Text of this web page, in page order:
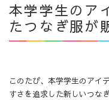
本学学生のア
たつなぎ服が
このたび、本学学生のアイ
すさを追求した新しいつな